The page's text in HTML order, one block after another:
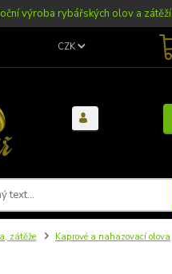
výroba rybářských olov a zátěží
CZK
zátěže Kaprové a nahazovací olova